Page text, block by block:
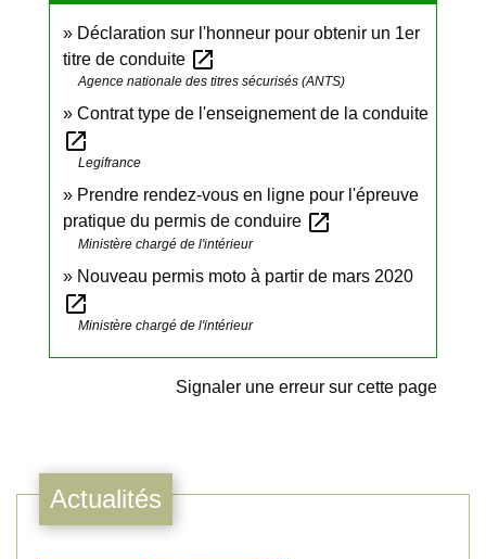
Déclaration sur l'honneur pour obtenir un 1er
titre de conduite open_in_new
Agence nationale des titres sécurisés (ANTS)
Contrat type de l'enseignement de la conduite
open_in_new
Legifrance
Prendre rendez-vous en ligne pour l'épreuve
pratique du permis de conduire open_in_new
Ministère chargé de l'intérieur
Nouveau permis moto à partir de mars 2020
open_in_new
Ministère chargé de l'intérieur
Signaler une erreur sur cette page
Actualités